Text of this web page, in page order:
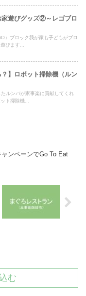
家遊びグッズ②～レゴブロ
）ブロック我が家も子どもがブロ
びます...
？】ロボット掃除機（ルン
ルンバが家事楽に貢献してくれ
ト掃除機...
ンペーンでGo To Eat
む